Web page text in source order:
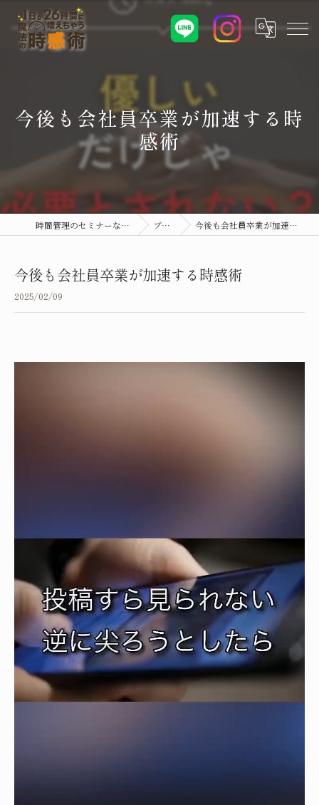
今後も会社員卒業が加速する時
感術
時間管理のセミナーなら時感術 ブログ 今後も会社員卒業が加速する時感術
今後も会社員卒業が加速する時感術
2025/02/09